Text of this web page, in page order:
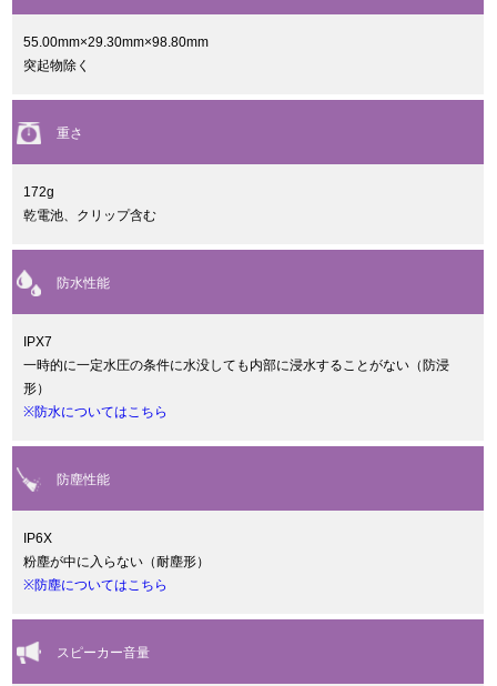
55.00mm×29.30mm×98.80mm
突起物除く
重さ
172g
乾電池、クリップ含む
防水性能
IPX7
一時的に一定水圧の条件に水没しても内部に浸水することがない（防浸
形）
※防水についてはこちら
防塵性能
IP6X
粉塵が中に入らない（耐塵形）
※防塵についてはこちら
スピーカー音量